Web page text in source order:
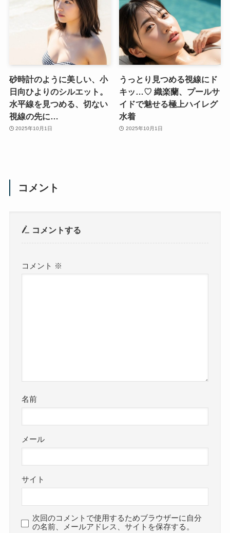
砂時計のように美しい、小
日向ひよりのシルエット。
水平線を見つめる、切ない
視線の先に…
2025年10月1日
うっとり見つめる視線にド
キッ…♡ 織楽蘭、プールサ
イドで魅せる極上ハイレグ
水着
2025年10月1日
コメント
コメントする
コメント ※
名前
メール
サイト
次回のコメントで使用するためブラウザーに自分
の名前、メールアドレス、サイトを保存する。